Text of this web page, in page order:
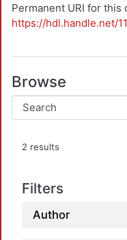
Permanent URI for this
https://hdl.handle.net/
Browse
2 results
Filters
Author